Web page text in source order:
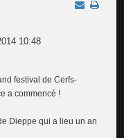
10:48
festival de Cerfs-
a commencé !
Dieppe qui a lieu un an